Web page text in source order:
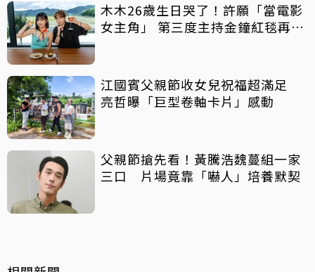
木木26歲生日哭了！許願「當電影
女主角」 第三度主持金鐘紅毯再喊
江國賓父親節收女兒祝福超滿足
亮哲曝「巨型卷軸卡片」感動
父親節搶先看！黃騰浩魏蔓組一家
三口 片場竟靠「嚇人」培養默契